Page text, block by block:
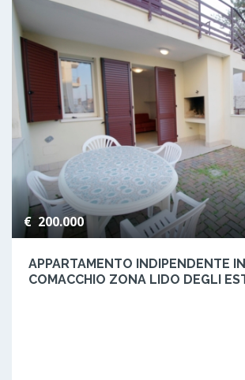
€ 200.000
APPARTAMENTO INDIPENDENTE
COMACCHIO ZONA LIDO DEGLI